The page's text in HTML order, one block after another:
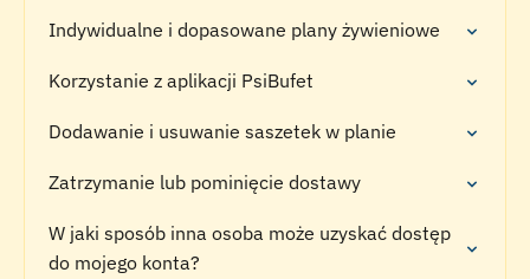
Indywidualne i dopasowane plany żywieniowe
Korzystanie z aplikacji PsiBufet
Dodawanie i usuwanie saszetek w planie
Zatrzymanie lub pominięcie dostawy
W jaki sposób inna osoba może uzyskać dostęp
do mojego konta?